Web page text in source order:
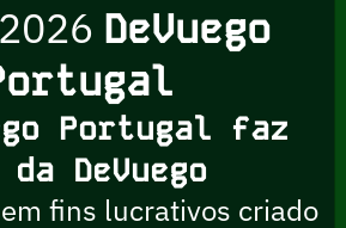
DeVuego
Portugal faz
DeVuego
fins lucrativos criado